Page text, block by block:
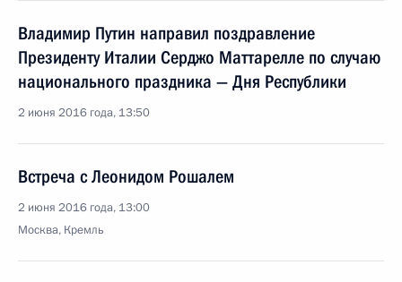
Владимир Путин направил поздравление
Президенту Италии Серджо Маттарелле по случаю
национального праздника — Дня Республики
2 июня 2016 года, 13:50
Встреча с Леонидом Рошалем
2 июня 2016 года, 13:00
Москва, Кремль